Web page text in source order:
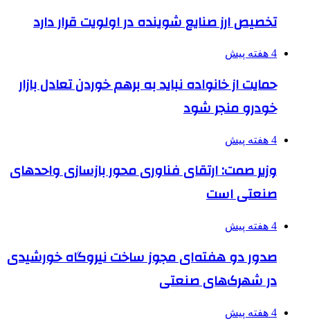
تخصیص ارز صنایع شوینده در اولویت قرار دارد
4 هفته پیش
حمایت از خانواده نباید به برهم خوردن تعادل بازار
خودرو منجر شود
4 هفته پیش
وزیر صمت: ارتقای فناوری محور بازسازی واحدهای
صنعتی است
4 هفته پیش
صدور دو هفته‌ای مجوز ساخت نیروگاه خورشیدی
در شهرک‌های صنعتی
4 هفته پیش